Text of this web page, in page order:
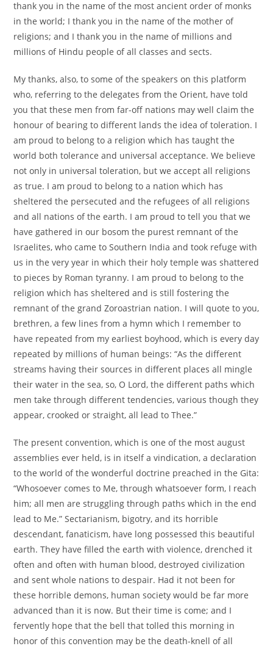
thank you in the name of the most ancient order of monks
in the world; I thank you in the name of the mother of
religions; and I thank you in the name of millions and
millions of Hindu people of all classes and sects.
My thanks, also, to some of the speakers on this platform
who, referring to the delegates from the Orient, have told
you that these men from far-off nations may well claim the
honour of bearing to different lands the idea of toleration. I
am proud to belong to a religion which has taught the
world both tolerance and universal acceptance. We believe
not only in universal toleration, but we accept all religions
as true. I am proud to belong to a nation which has
sheltered the persecuted and the refugees of all religions
and all nations of the earth. I am proud to tell you that we
have gathered in our bosom the purest remnant of the
Israelites, who came to Southern India and took refuge with
us in the very year in which their holy temple was shattered
to pieces by Roman tyranny. I am proud to belong to the
religion which has sheltered and is still fostering the
remnant of the grand Zoroastrian nation. I will quote to you,
brethren, a few lines from a hymn which I remember to
have repeated from my earliest boyhood, which is every day
repeated by millions of human beings: “As the different
streams having their sources in different places all mingle
their water in the sea, so, O Lord, the different paths which
men take through different tendencies, various though they
appear, crooked or straight, all lead to Thee.”
The present convention, which is one of the most august
assemblies ever held, is in itself a vindication, a declaration
to the world of the wonderful doctrine preached in the Gita:
“Whosoever comes to Me, through whatsoever form, I reach
him; all men are struggling through paths which in the end
lead to Me.” Sectarianism, bigotry, and its horrible
descendant, fanaticism, have long possessed this beautiful
earth. They have filled the earth with violence, drenched it
often and often with human blood, destroyed civilization
and sent whole nations to despair. Had it not been for
these horrible demons, human society would be far more
advanced than it is now. But their time is come; and I
fervently hope that the bell that tolled this morning in
honor of this convention may be the death-knell of all